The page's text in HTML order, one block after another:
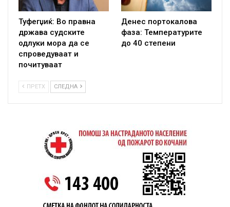
Туфегџиќ: Во правна
држава судските
одлуки мора да се
спроведуваат и
почитуваат
Денес портокалова
фаза: Температурите
до 40 степени
ПРЕТХ СЛЕДНА